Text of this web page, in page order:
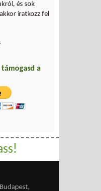
és sok
iratkozz fel
a